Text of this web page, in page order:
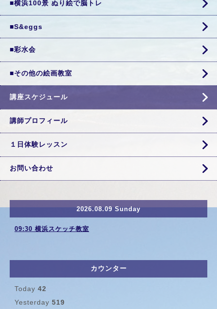
■横浜100景 ぬり絵で脳トレ
■S&eggs
■彩水会
■その他の絵画教室
講座スケジュール
講師プロフィール
１日体験レッスン
お問い合わせ
2026.08.09 Sunday
09:30 横浜スケッチ教室
カウンター
Today 42
Yesterday 519